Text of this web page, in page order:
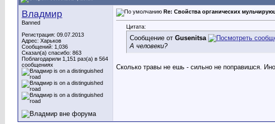
Владмир
Banned
Регистрация: 09.07.2013
Адрес: Харьков
Сообщений: 1,036
Сказал(а) спасибо: 863
Поблагодарили 1,151 раз(а) в 564
сообщениях
Re: Свойства органических
Цитата:
Сообщение от Gusenitsa
А человеки?
Сколько травы не ешь - сильно не поправишся.